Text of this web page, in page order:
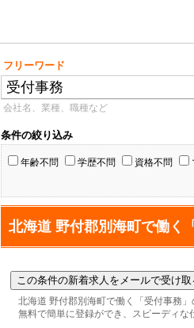
フリーワード
会社名、業種、職種など
条件の絞り込み
年齢不問 学歴不問 資格不問
北海道 野付郡別海町で働く
北海道 野付郡別海町で働く「受付事務
無料で簡単に登録ができ、スピーディな